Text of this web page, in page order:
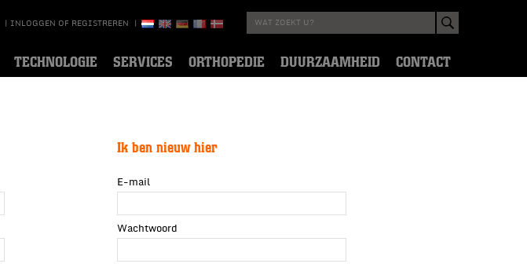
| INLOGGEN OF REGISTREREN |
TECHNOLOGIE SERVICES ORTHOPEDIE DUURZAAMHEID CONTACT
Ik ben nieuw hier
E-mail
Wachtwoord